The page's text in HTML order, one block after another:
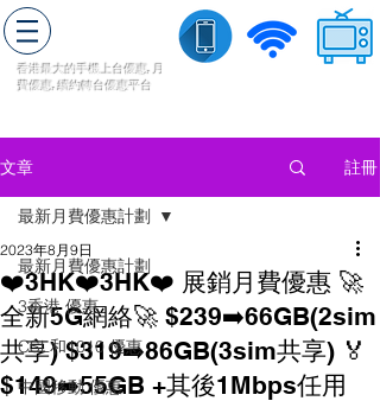
香港最大的手機上台優惠, 月
費優惠,續約轉台優惠平台
文章 註冊
最新月費優惠計劃
3香港 優惠
CSL和1010 優惠
中國移動 優惠
最新月費優惠計劃
❤️3HK❤️3HK❤️ 展銷月費優惠 🚀
全新5G網絡🚀 $239➡️66GB(2sim
共享) $319➡️86GB(3sim共享) 🏅
$149➡️55GB +其後1Mbps任用
2023年8月9日